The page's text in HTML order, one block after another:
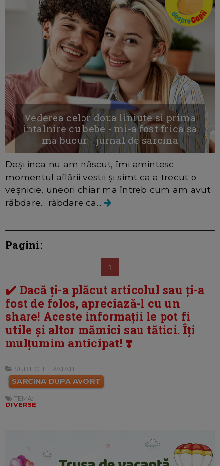
Vederea celor doua liniute si prima
intalnire cu bebe - mi-a fost frica sa
ma bucur - jurnal de sarcina
Deși inca nu am născut, îmi amintesc
momentul aflării vestii și simt ca a trecut o
veșnicie, uneori chiar ma întreb cum am avut
răbdare... răbdare ca...
Pagini:
1
✔️ Dacă ți-a plăcut articolul sau ți-a
fost de folos, apreciază-l cu un
share! Aceste informații le pot fi
utile și altor mămici sau tătici. Îți
mulțumim anticipat! ❣️
SUBIECTE TRATATE:
SARCINA DUPA AVORT
TEMA:
DIVERSE